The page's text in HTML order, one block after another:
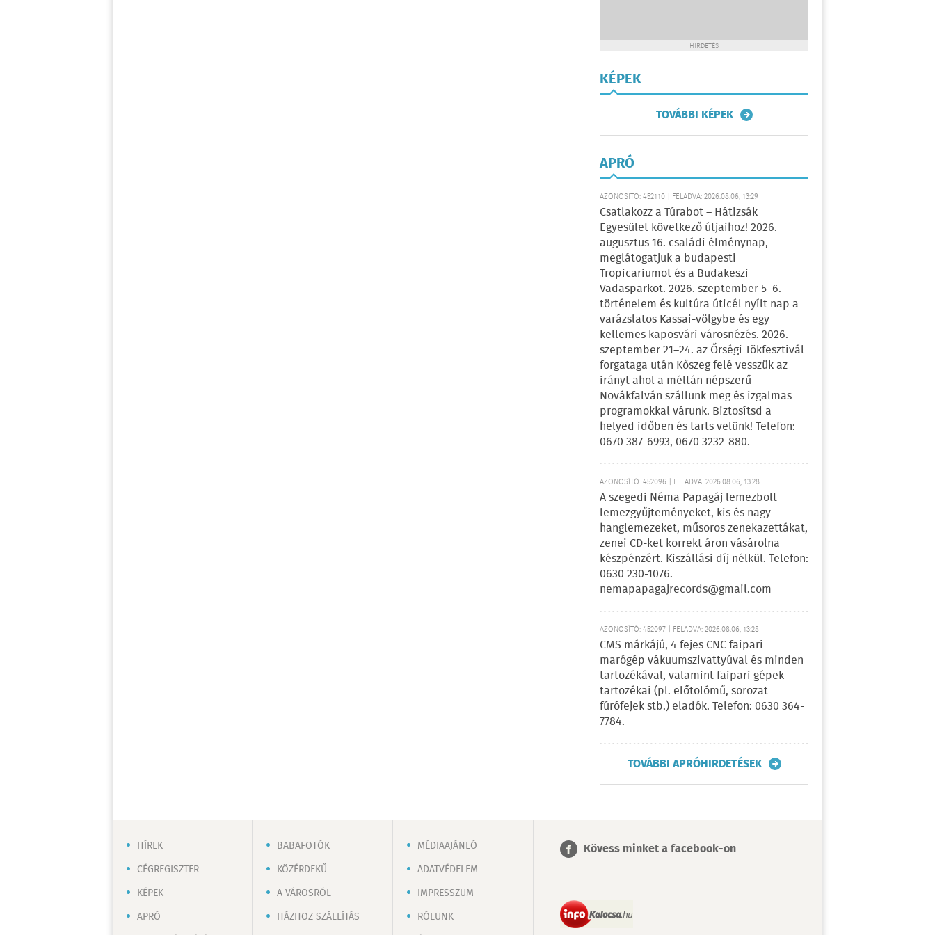
HIRDETÉS
KÉPEK
TOVÁBBI KÉPEK
APRÓ
AZONOSÍTÓ: 452110 | FELADVA: 2026.08.06, 13:29
Csatlakozz a Túrabot – Hátizsák
Egyesület következő útjaihoz! 2026.
augusztus 16. családi élménynap,
meglátogatjuk a budapesti
Tropicariumot és a Budakeszi
Vadasparkot. 2026. szeptember 5–6.
történelem és kultúra úticél nyílt nap a
varázslatos Kassai-völgybe és egy
kellemes kaposvári városnézés. 2026.
szeptember 21–24. az Őrségi Tökfesztivál
forgataga után Kőszeg felé vesszük az
irányt ahol a méltán népszerű
Novákfalván szállunk meg és izgalmas
programokkal várunk. Biztosítsd a
helyed időben és tarts velünk! Telefon:
0670 387-6993, 0670 3232-880.
AZONOSÍTÓ: 452096 | FELADVA: 2026.08.06, 13:28
A szegedi Néma Papagáj lemezbolt
lemezgyűjteményeket, kis és nagy
hanglemezeket, műsoros zenekazettákat,
zenei CD-ket korrekt áron vásárolna
készpénzért. Kiszállási díj nélkül. Telefon:
0630 230-1076.
nemapapagajrecords@gmail.com
AZONOSÍTÓ: 452097 | FELADVA: 2026.08.06, 13:28
CMS márkájú, 4 fejes CNC faipari
marógép vákuumszivattyúval és minden
tartozékával, valamint faipari gépek
tartozékai (pl. előtolómű, sorozat
fúrófejek stb.) eladók. Telefon: 0630 364-
7784.
TOVÁBBI APRÓHIRDETÉSEK
HÍREK
CÉGREGISZTER
KÉPEK
APRÓ
BABAFOTÓK
KÖZÉRDEKŰ
A VÁROSRÓL
HÁZHOZ SZÁLLÍTÁS
MÉDIAAJÁNLÓ
ADATVÉDELEM
IMPRESSZUM
RÓLUNK
Kövess minket a facebook-on